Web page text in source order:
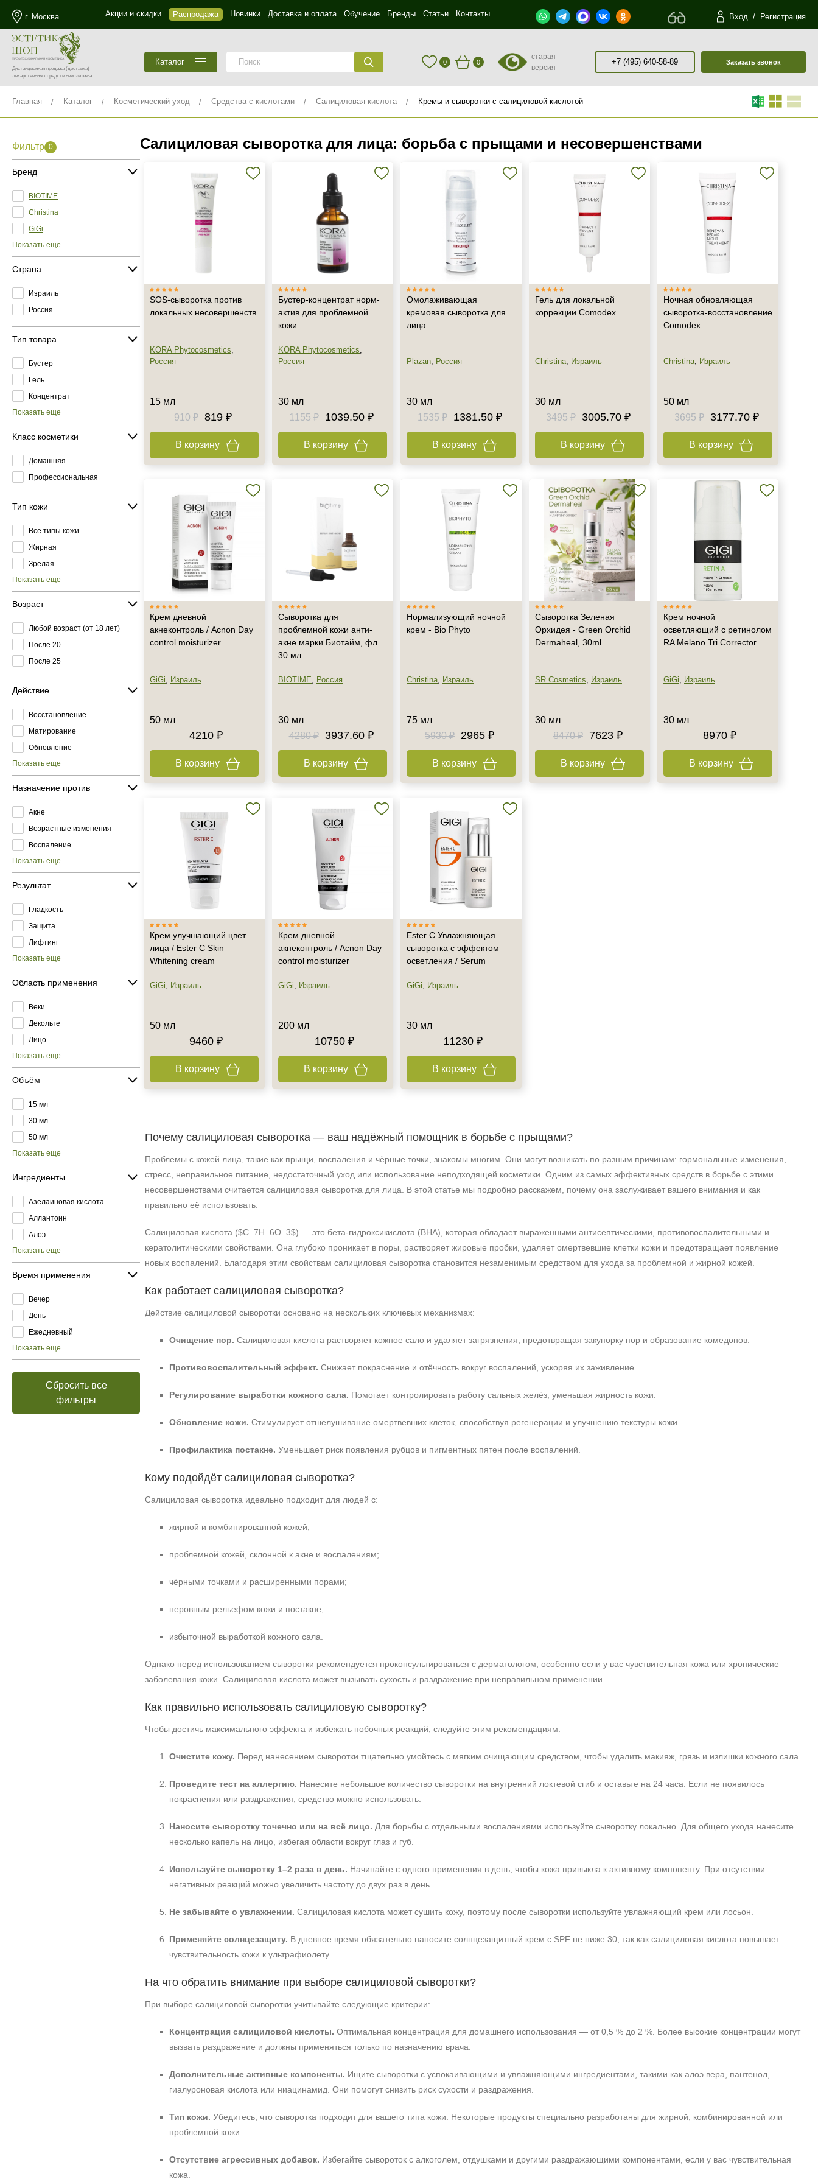
г. Москва Акции и скидки Распродажа Новинки Доставка и оплата Обучение Бренды Статьи Контакты Вход / Регистрация
Дистанционная продажа(доставка)
лекарственных средств невозможна
Каталог 0 0
старая
версия
+7 (495) 640-58-89 Заказать звонок
Главная Каталог Косметический уход Средства с кислотами Салициловая кислота Кремы и сыворотки с салициловой кислотой
Фильтр 0
Бренд
BIOTIME
Christina
GiGi
Показать еще
Страна
Израиль
Россия
Тип товара
Бустер
Гель
Концентрат
Показать еще
Класс косметики
Домашняя
Профессиональная
Тип кожи
Все типы кожи
Жирная
Зрелая
Показать еще
Возраст
Любой возраст (от 18 лет)
После 20
После 25
Действие
Восстановление
Матирование
Обновление
Показать еще
Назначение против
Акне
Возрастные изменения
Воспаление
Показать еще
Результат
Гладкость
Защита
Лифтинг
Показать еще
Область применения
Веки
Декольте
Лицо
Показать еще
Объём
15 мл
30 мл
50 мл
Показать еще
Ингредиенты
Азелаиновая кислота
Аллантоин
Алоэ
Показать еще
Время применения
Вечер
День
Ежедневный
Показать еще
Сбросить все
фильтры
Салициловая сыворотка для лица: борьба с прыщами и несовершенствами
SOS-сыворотка против
локальных несовершенств
KORA Phytocosmetics,
Россия
15 мл
910 ₽
819 ₽
В корзину
Бустер-концентрат норм-
актив для проблемной
кожи
KORA Phytocosmetics,
Россия
30 мл
1155 ₽
1039.50 ₽
В корзину
Омолаживающая
кремовая сыворотка для
лица
Plazan, Россия
30 мл
1535 ₽
1381.50 ₽
В корзину
Гель для локальной
коррекции Comodex
Christina, Израиль
30 мл
3495 ₽
3005.70 ₽
В корзину
Ночная обновляющая
сыворотка-восстановление
Comodex
Christina, Израиль
50 мл
3695 ₽
3177.70 ₽
В корзину
Крем дневной
акнеконтроль / Acnon Day
control moisturizer
GiGi, Израиль
50 мл
4210 ₽
В корзину
Сыворотка для
проблемной кожи анти-
акне марки Биотайм, фл
30 мл
BIOTIME, Россия
30 мл
4280 ₽
3937.60 ₽
В корзину
Нормализующий ночной
крем - Bio Phyto
Christina, Израиль
75 мл
5930 ₽
2965 ₽
В корзину
Сыворотка Зеленая
Орхидея - Green Orchid
Dermaheal, 30ml
SR Cosmetics, Израиль
30 мл
8470 ₽
7623 ₽
В корзину
Крем ночной
осветляющий с ретинолом
RA Melano Tri Corrector
GiGi, Израиль
30 мл
8970 ₽
В корзину
Крем улучшающий цвет
лица / Ester C Skin
Whitening cream
GiGi, Израиль
50 мл
9460 ₽
В корзину
Крем дневной
акнеконтроль / Acnon Day
control moisturizer
GiGi, Израиль
200 мл
10750 ₽
В корзину
Ester C Увлажняющая
сыворотка с эффектом
осветления / Serum
GiGi, Израиль
30 мл
11230 ₽
В корзину
Почему салициловая сыворотка — ваш надёжный помощник в борьбе с прыщами?
Проблемы с кожей лица, такие как прыщи, воспаления и чёрные точки, знакомы многим. Они могут возникать по разным причинам: гормональные изменения,
стресс, неправильное питание, недостаточный уход или использование неподходящей косметики. Одним из самых эффективных средств в борьбе с этими
несовершенствами считается салициловая сыворотка для лица. В этой статье мы подробно расскажем, почему она заслуживает вашего внимания и как
правильно её использовать.
Салициловая кислота ($C_7H_6O_3$) — это бета-гидроксикислота (BHA), которая обладает выраженными антисептическими, противовоспалительными и
кератолитическими свойствами. Она глубоко проникает в поры, растворяет жировые пробки, удаляет омертвевшие клетки кожи и предотвращает появление
новых воспалений. Благодаря этим свойствам салициловая сыворотка становится незаменимым средством для ухода за проблемной и жирной кожей.
Как работает салициловая сыворотка?
Действие салициловой сыворотки основано на нескольких ключевых механизмах:
Очищение пор. Салициловая кислота растворяет кожное сало и удаляет загрязнения, предотвращая закупорку пор и образование комедонов.
Противовоспалительный эффект. Снижает покраснение и отёчность вокруг воспалений, ускоряя их заживление.
Регулирование выработки кожного сала. Помогает контролировать работу сальных желёз, уменьшая жирность кожи.
Обновление кожи. Стимулирует отшелушивание омертвевших клеток, способствуя регенерации и улучшению текстуры кожи.
Профилактика постакне. Уменьшает риск появления рубцов и пигментных пятен после воспалений.
Кому подойдёт салициловая сыворотка?
Салициловая сыворотка идеально подходит для людей с:
жирной и комбинированной кожей;
проблемной кожей, склонной к акне и воспалениям;
чёрными точками и расширенными порами;
неровным рельефом кожи и постакне;
избыточной выработкой кожного сала.
Однако перед использованием сыворотки рекомендуется проконсультироваться с дерматологом, особенно если у вас чувствительная кожа или хронические
заболевания кожи. Салициловая кислота может вызывать сухость и раздражение при неправильном применении.
Как правильно использовать салициловую сыворотку?
Чтобы достичь максимального эффекта и избежать побочных реакций, следуйте этим рекомендациям:
Очистите кожу. Перед нанесением сыворотки тщательно умойтесь с мягким очищающим средством, чтобы удалить макияж, грязь и излишки кожного сала.
Проведите тест на аллергию. Нанесите небольшое количество сыворотки на внутренний локтевой сгиб и оставьте на 24 часа. Если не появилось
покраснения или раздражения, средство можно использовать.
Наносите сыворотку точечно или на всё лицо. Для борьбы с отдельными воспалениями используйте сыворотку локально. Для общего ухода нанесите
несколько капель на лицо, избегая области вокруг глаз и губ.
Используйте сыворотку 1–2 раза в день. Начинайте с одного применения в день, чтобы кожа привыкла к активному компоненту. При отсутствии
негативных реакций можно увеличить частоту до двух раз в день.
Не забывайте о увлажнении. Салициловая кислота может сушить кожу, поэтому после сыворотки используйте увлажняющий крем или лосьон.
Применяйте солнцезащиту. В дневное время обязательно наносите солнцезащитный крем с SPF не ниже 30, так как салициловая кислота повышает
чувствительность кожи к ультрафиолету.
На что обратить внимание при выборе салициловой сыворотки?
При выборе салициловой сыворотки учитывайте следующие критерии:
Концентрация салициловой кислоты. Оптимальная концентрация для домашнего использования — от 0,5 % до 2 %. Более высокие концентрации могут
вызвать раздражение и должны применяться только по назначению врача.
Дополнительные активные компоненты. Ищите сыворотки с успокаивающими и увлажняющими ингредиентами, такими как алоэ вера, пантенол,
гиалуроновая кислота или ниацинамид. Они помогут снизить риск сухости и раздражения.
Тип кожи. Убедитесь, что сыворотка подходит для вашего типа кожи. Некоторые продукты специально разработаны для жирной, комбинированной или
проблемной кожи.
Отсутствие агрессивных добавок. Избегайте сывороток с алкоголем, отдушками и другими раздражающими компонентами, если у вас чувствительная
кожа.
+7 (495) 640-58-89